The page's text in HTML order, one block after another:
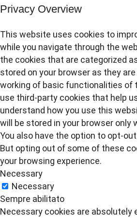
Privacy Overview
This website uses cookies to
while you navigate through the
the cookies that are categorized
stored on your browser as they
working of basic functionalities of
use third-party cookies that help
understand how you use this
will be stored in your browser only
You also have the option to opt-
But opting out of some of these
your browsing experience.
Necessary
Necessary
Sempre abilitato
Necessary cookies are absolutely